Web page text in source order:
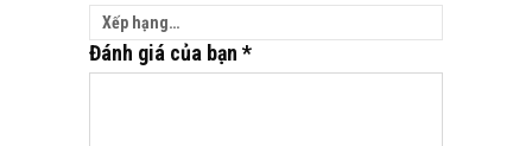
Đánh giá của bạn *